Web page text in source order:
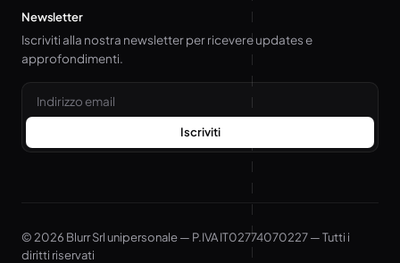
Newsletter
Iscriviti alla nostra newsletter per ricevere updates e
approfondimenti.
Email
Iscriviti
© 2026 Blurr Srl unipersonale — P.IVA IT02774070227 — Tutti i
diritti riservati